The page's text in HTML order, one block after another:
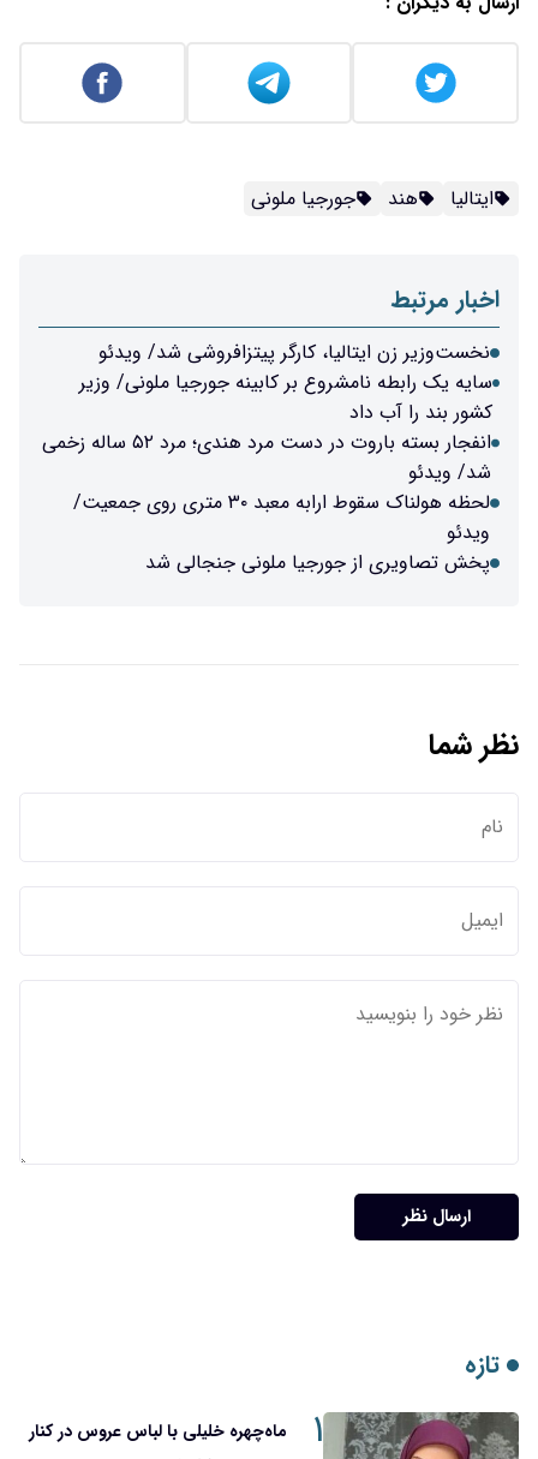
ایتالیا هند جورجیا ملونی
اخبار مرتبط
نخست‌وزیر زن ایتالیا، کارگر پیتزافروشی شد/ ویدئو
سایه یک رابطه نامشروع بر کابینه جورجیا ملونی/ وزیر
کشور بند را آب داد
انفجار بسته باروت در دست مرد هندی؛ مرد ۵۲ ساله زخمی
شد/ ویدئو
لحظه هولناک سقوط ارابه معبد ۳۰ متری روی جمعیت/
ویدئو
پخش تصاویری از جورجیا ملونی جنجالی شد
نظر شما
ارسال نظر
تازه
۱
ماه‌چهره خلیلی با لباس عروس در کنار